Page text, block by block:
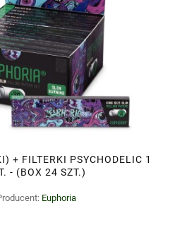
+ FILTERKI PSYCHODELIC 1
- (BOX 24 SZT.)
Euphoria